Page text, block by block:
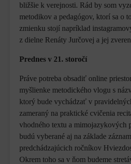
bližšie k verejnosti. Rád by som
metodikov a pedagógov, ktorí sa o
zmienku stojí napríklad
z dielne Renáty Jurčovej a jej
Prednes v 21. storočí
Práve potreba obsadiť online
myšlienke metodického vlogu s
ktorý bude vychádzať v
zameraný na praktické cvičenia
vhodného textu a mimojazykových
budú vyberané aj na základe
predchádzajúcich ročníkov
Okrem toho sa v ňom budeme